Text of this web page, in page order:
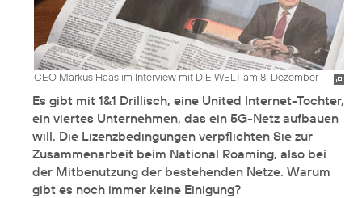
CEO Markus Haas im Interview mit DIE WELT am 8. Dezember
Es gibt mit 1&1 Drillisch, eine United Internet-Tochter,
ein viertes Unternehmen, das ein 5G-Netz aufbauen
will. Die Lizenzbedingungen verpflichten Sie zur
Zusammenarbeit beim National Roaming, also bei
der Mitbenutzung der bestehenden Netze. Warum
gibt es noch immer keine Einigung?